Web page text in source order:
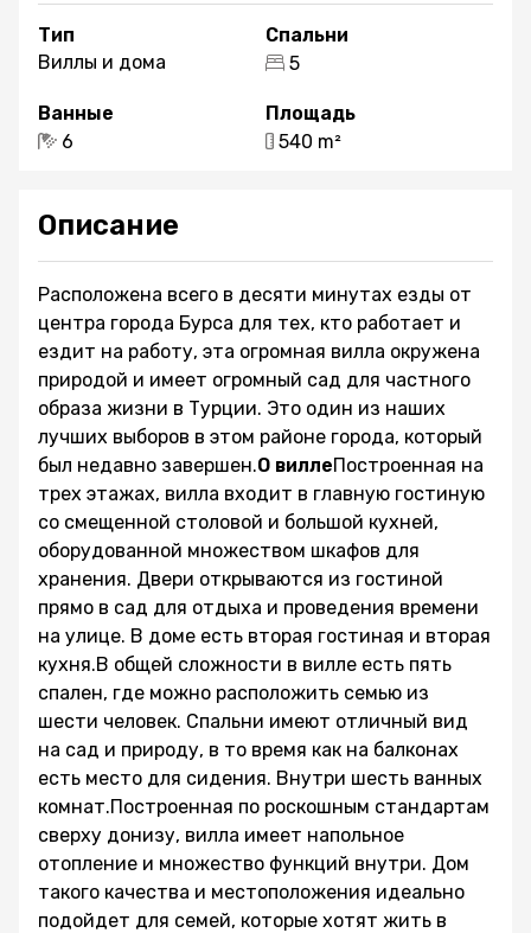
Тип
Виллы и дома
Спальни
5
Ванные
6
Площадь
540 m²
Описание
Расположена всего в десяти минутах езды от
центра города Бурса для тех, кто работает и
ездит на работу, эта огромная вилла окружена
природой и имеет огромный сад для частного
образа жизни в Турции. Это один из наших
лучших выборов в этом районе города, который
был недавно завершен.О виллеПостроенная на
трех этажах, вилла входит в главную гостиную
со смещенной столовой и большой кухней,
оборудованной множеством шкафов для
хранения. Двери открываются из гостиной
прямо в сад для отдыха и проведения времени
на улице. В доме есть вторая гостиная и вторая
кухня.В общей сложности в вилле есть пять
спален, где можно расположить семью из
шести человек. Спальни имеют отличный вид
на сад и природу, в то время как на балконах
есть место для сидения. Внутри шесть ванных
комнат.Построенная по роскошным стандартам
сверху донизу, вилла имеет напольное
отопление и множество функций внутри. Дом
такого качества и местоположения идеально
подойдет для семей, которые хотят жить в